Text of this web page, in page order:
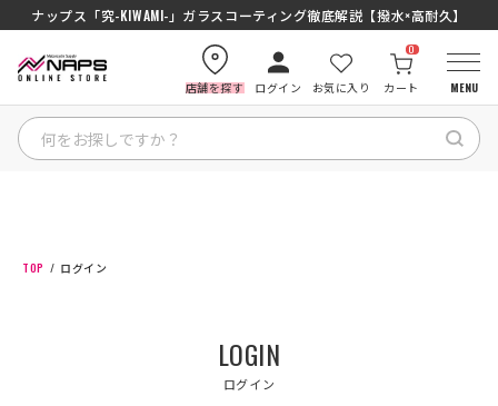
ナップス「究-KIWAMI-」ガラスコーティング徹底解説【撥水×高耐久】
店舗を探す ログイン お気に入り カート
0
MENU
カテゴリから探す
TOP ログイン
LOGIN
ログイン